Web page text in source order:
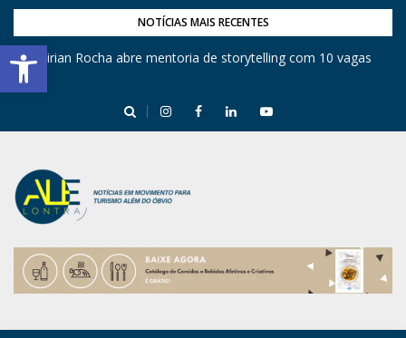
Barra de Ferramentas Aberta
NOTÍCIAS MAIS RECENTES
Mirian Rocha abre mentoria de storytelling com 10 vagas